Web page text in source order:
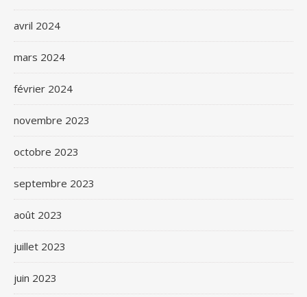
avril 2024
mars 2024
février 2024
novembre 2023
octobre 2023
septembre 2023
août 2023
juillet 2023
juin 2023